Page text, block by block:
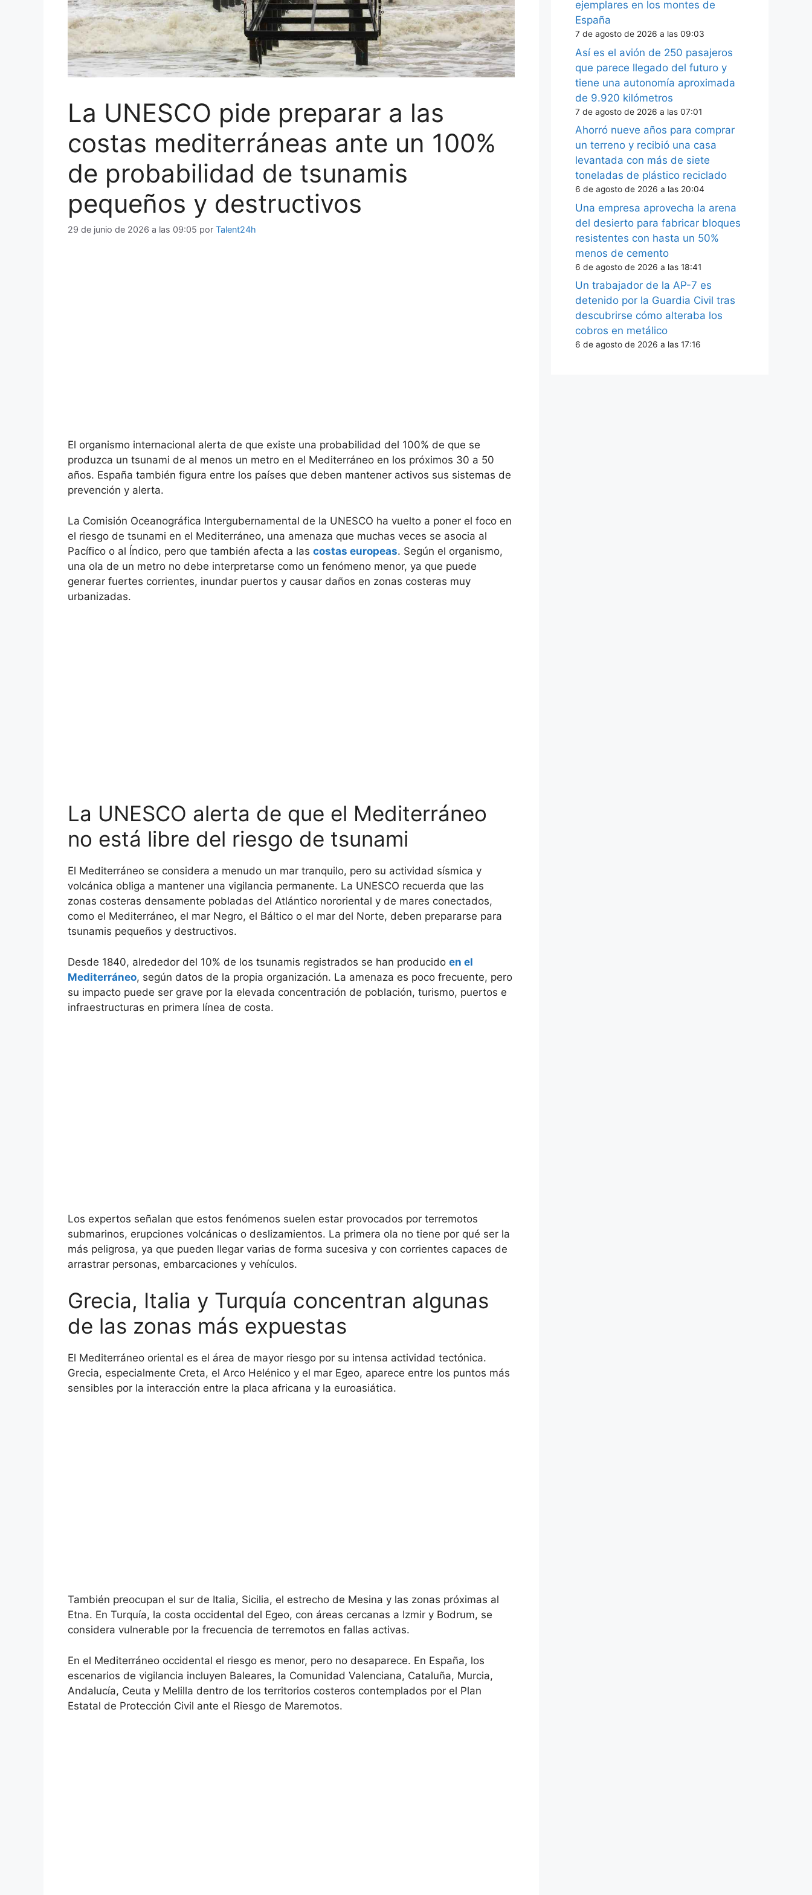
La UNESCO pide preparar a las
costas mediterráneas ante un 100%
de probabilidad de tsunamis
pequeños y destructivos
29 de junio de 2026 a las 09:05 por Talent24h
El organismo internacional alerta de que existe una probabilidad del 100% de que se
produzca un tsunami de al menos un metro en el Mediterráneo en los próximos 30 a 50
años. España también figura entre los países que deben mantener activos sus sistemas de
prevención y alerta.
La Comisión Oceanográfica Intergubernamental de la UNESCO ha vuelto a poner el foco en
el riesgo de tsunami en el Mediterráneo, una amenaza que muchas veces se asocia al
Pacífico o al Índico, pero que también afecta a las costas europeas. Según el organismo,
una ola de un metro no debe interpretarse como un fenómeno menor, ya que puede
generar fuertes corrientes, inundar puertos y causar daños en zonas costeras muy
urbanizadas.
La UNESCO alerta de que el Mediterráneo
no está libre del riesgo de tsunami
El Mediterráneo se considera a menudo un mar tranquilo, pero su actividad sísmica y
volcánica obliga a mantener una vigilancia permanente. La UNESCO recuerda que las
zonas costeras densamente pobladas del Atlántico nororiental y de mares conectados,
como el Mediterráneo, el mar Negro, el Báltico o el mar del Norte, deben prepararse para
tsunamis pequeños y destructivos.
Desde 1840, alrededor del 10% de los tsunamis registrados se han producido en el
Mediterráneo, según datos de la propia organización. La amenaza es poco frecuente, pero
su impacto puede ser grave por la elevada concentración de población, turismo, puertos e
infraestructuras en primera línea de costa.
Los expertos señalan que estos fenómenos suelen estar provocados por terremotos
submarinos, erupciones volcánicas o deslizamientos. La primera ola no tiene por qué ser la
más peligrosa, ya que pueden llegar varias de forma sucesiva y con corrientes capaces de
arrastrar personas, embarcaciones y vehículos.
Grecia, Italia y Turquía concentran algunas
de las zonas más expuestas
El Mediterráneo oriental es el área de mayor riesgo por su intensa actividad tectónica.
Grecia, especialmente Creta, el Arco Helénico y el mar Egeo, aparece entre los puntos más
sensibles por la interacción entre la placa africana y la euroasiática.
También preocupan el sur de Italia, Sicilia, el estrecho de Mesina y las zonas próximas al
Etna. En Turquía, la costa occidental del Egeo, con áreas cercanas a Izmir y Bodrum, se
considera vulnerable por la frecuencia de terremotos en fallas activas.
En el Mediterráneo occidental el riesgo es menor, pero no desaparece. En España, los
escenarios de vigilancia incluyen Baleares, la Comunidad Valenciana, Cataluña, Murcia,
Andalucía, Ceuta y Melilla dentro de los territorios costeros contemplados por el Plan
Estatal de Protección Civil ante el Riesgo de Maremotos.
ejemplares en los montes de
España
7 de agosto de 2026 a las 09:03
Así es el avión de 250 pasajeros
que parece llegado del futuro y
tiene una autonomía aproximada
de 9.920 kilómetros
7 de agosto de 2026 a las 07:01
Ahorró nueve años para comprar
un terreno y recibió una casa
levantada con más de siete
toneladas de plástico reciclado
6 de agosto de 2026 a las 20:04
Una empresa aprovecha la arena
del desierto para fabricar bloques
resistentes con hasta un 50%
menos de cemento
6 de agosto de 2026 a las 18:41
Un trabajador de la AP-7 es
detenido por la Guardia Civil tras
descubrirse cómo alteraba los
cobros en metálico
6 de agosto de 2026 a las 17:16